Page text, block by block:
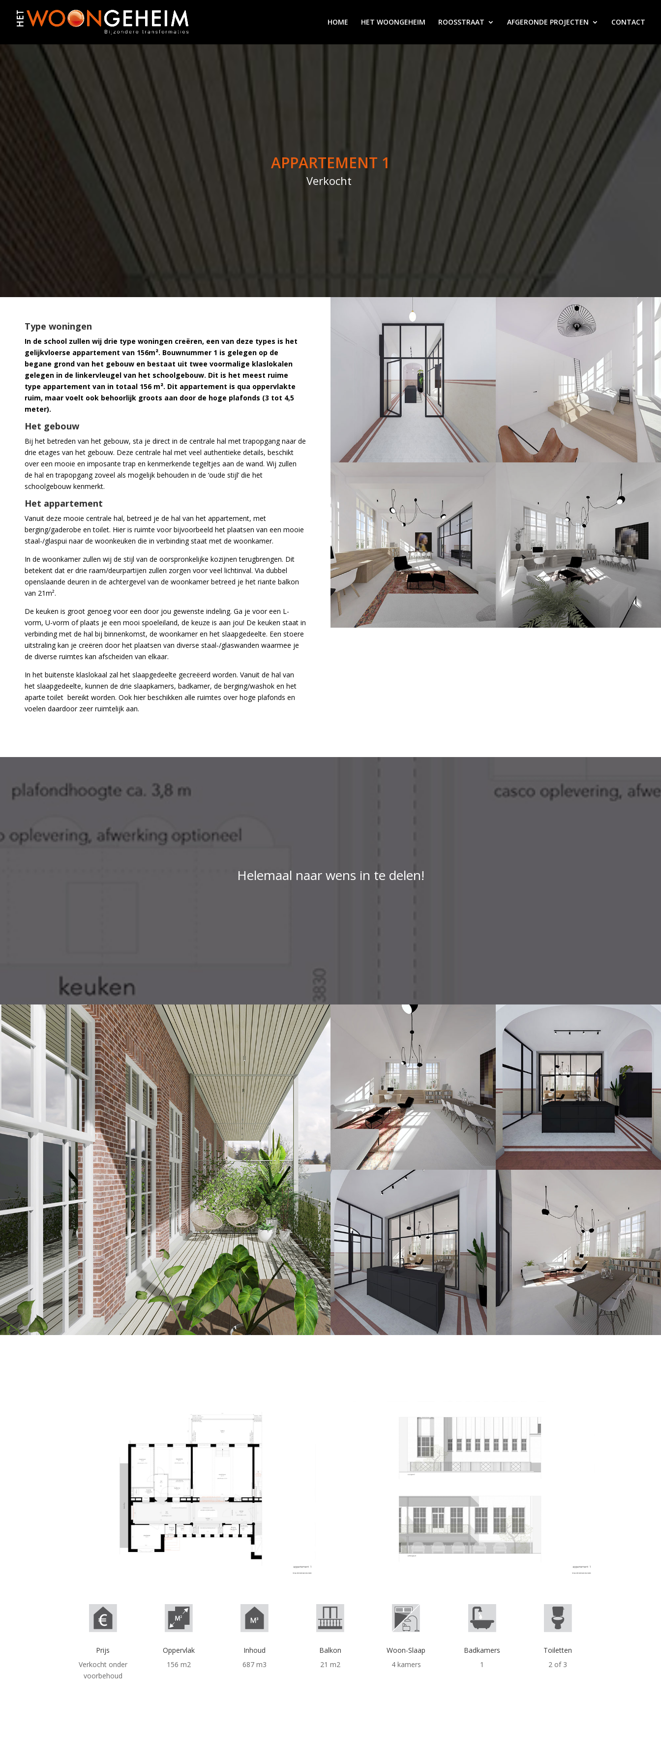
HOME HET WOONGEHEIM ROOSSTRAAT AFGERONDE PROJECTEN CONTACT
APPARTEMENT 1
Verkocht
Type woningen
In de school zullen wij drie type woningen creëren, een van deze types is het
gelijkvloerse appartement van 156m². Bouwnummer 1 is gelegen op de
begane grond van het gebouw en bestaat uit twee voormalige klaslokalen
gelegen in de linkervleugel van het schoolgebouw. Dit is het meest ruime
type appartement van in totaal 156 m². Dit appartement is qua oppervlakte
ruim, maar voelt ook behoorlijk groots aan door de hoge plafonds (3 tot 4,5
meter).
Het gebouw
Bij het betreden van het gebouw, sta je direct in de centrale hal met trapopgang naar de
drie etages van het gebouw. Deze centrale hal met veel authentieke details, beschikt
over een mooie en imposante trap en kenmerkende tegeltjes aan de wand. Wij zullen
de hal en trapopgang zoveel als mogelijk behouden in de ‘oude stijl’ die het
schoolgebouw kenmerkt.
Het appartement
Vanuit deze mooie centrale hal, betreed je de hal van het appartement, met
berging/gaderobe en toilet. Hier is ruimte voor bijvoorbeeld het plaatsen van een mooie
staal-/glaspui naar de woonkeuken die in verbinding staat met de woonkamer.
In de woonkamer zullen wij de stijl van de oorspronkelijke kozijnen terugbrengen. Dit
betekent dat er drie raam/deurpartijen zullen zorgen voor veel lichtinval. Via dubbel
openslaande deuren in de achtergevel van de woonkamer betreed je het riante balkon
van 21m².
De keuken is groot genoeg voor een door jou gewenste indeling. Ga je voor een L-
vorm, U-vorm of plaats je een mooi spoeleiland, de keuze is aan jou! De keuken staat in
verbinding met de hal bij binnenkomst, de woonkamer en het slaapgedeelte. Een stoere
uitstraling kan je creëren door het plaatsen van diverse staal-/glaswanden waarmee je
de diverse ruimtes kan afscheiden van elkaar.
In het buitenste klaslokaal zal het slaapgedeelte gecreëerd worden. Vanuit de hal van
het slaapgedeelte, kunnen de drie slaapkamers, badkamer, de berging/washok en het
aparte toilet bereikt worden. Ook hier beschikken alle ruimtes over hoge plafonds en
voelen daardoor zeer ruimtelijk aan.
Helemaal naar wens in te delen!
Prijs
Verkocht onder
voorbehoud
Oppervlak
156 m2
Inhoud
687 m3
Balkon
21 m2
Woon-Slaap
4 kamers
Badkamers
1
Toiletten
2 of 3